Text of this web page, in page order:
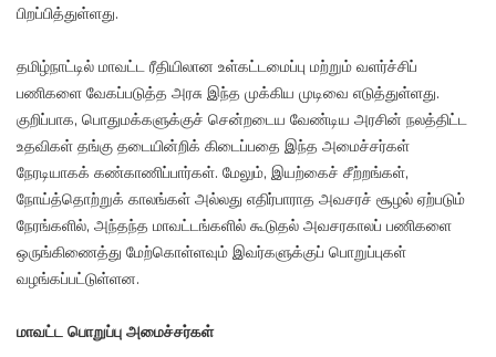
பிறப்பித்துள்ளது.
தமிழ்நாட்டில் மாவட்ட ரீதியிலான உள்கட்டமைப்பு மற்றும் வளர்ச்சிப்
பணிகளை வேகப்படுத்த அரசு இந்த முக்கிய முடிவை எடுத்துள்ளது.
குறிப்பாக, பொதுமக்களுக்குச் சென்றடைய வேண்டிய அரசின் நலத்திட்ட
உதவிகள் தங்கு தடையின்றிக் கிடைப்பதை இந்த அமைச்சர்கள்
நேரடியாகக் கண்காணிப்பார்கள். மேலும், இயற்கைச் சீற்றங்கள்,
நோய்த்தொற்றுக் காலங்கள் அல்லது எதிர்பாராத அவசரச் சூழல் ஏற்படும்
நேரங்களில், அந்தந்த மாவட்டங்களில் கூடுதல் அவசரகாலப் பணிகளை
ஒருங்கிணைத்து மேற்கொள்ளவும் இவர்களுக்குப் பொறுப்புகள்
வழங்கப்பட்டுள்ளன.
மாவட்ட பொறுப்பு அமைச்சர்கள்